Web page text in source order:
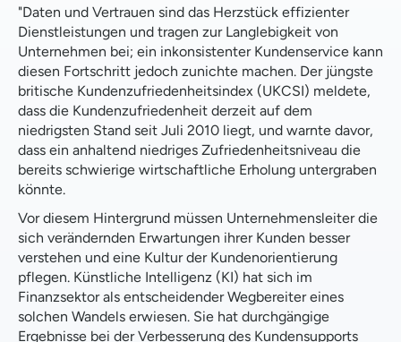
"Daten und Vertrauen sind das Herzstück effizienter
Dienstleistungen und tragen zur Langlebigkeit von
Unternehmen bei; ein inkonsistenter Kundenservice kann
diesen Fortschritt jedoch zunichte machen. Der jüngste
britische Kundenzufriedenheitsindex (UKCSI) meldete,
dass die Kundenzufriedenheit derzeit auf dem
niedrigsten Stand seit Juli 2010 liegt, und warnte davor,
dass ein anhaltend niedriges Zufriedenheitsniveau die
bereits schwierige wirtschaftliche Erholung untergraben
könnte.
Vor diesem Hintergrund müssen Unternehmensleiter die
sich verändernden Erwartungen ihrer Kunden besser
verstehen und eine Kultur der Kundenorientierung
pflegen. Künstliche Intelligenz (KI) hat sich im
Finanzsektor als entscheidender Wegbereiter eines
solchen Wandels erwiesen. Sie hat durchgängige
Ergebnisse bei der Verbesserung des Kundensupports